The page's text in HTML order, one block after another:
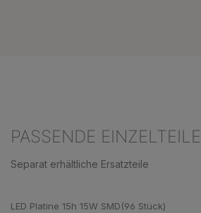
PASSENDE EINZELTEILE
Separat erhältliche Ersatzteile
LED Platine 15h 15W SMD(96 Stück)